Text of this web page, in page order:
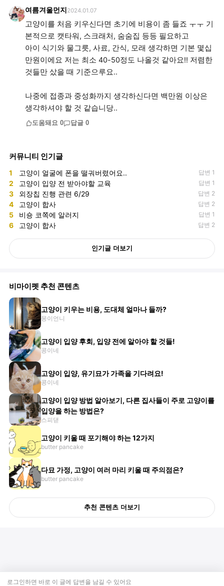
여름겨울먼지 2024.01.07
고양이를 처음 키우신다면 초기에 비용이 좀 들죠 ㅜㅜ 기
본적으로 캣타워, 스크래처, 숨숨집 등등 필요하고
아이 식기와 물그릇, 사료, 간식, 모래 생각하면 기본 몇십
만원이에요 저는 최소 40-50정도 나올것 같아요!! 저렴한
것들만 샀을 때 기준으루요..
나중에 접종과 중성화까지 생각하신다면 백만원 이상은
생각하셔야 할 것 같습니당..
도움돼요 0 답글 0
커뮤니티 인기글
1 고양이 얼굴에 폰을 떨궈버렸어요.. 답변 1
2 고양이 입양 전 받아야할 교육 답변 1
3 외장칩 진행 관련 6/29 답변 2
4 고양이 합사 답변 2
5 비숑 코쪽에 알러지 답변 1
6 고양이 합사 답변 2
인기글 더보기
비마이펫 추천 콘텐츠
고양이 키우는 비용, 도대체 얼마나 들까?
몽이언니
고양이 입양 후회, 입양 전에 알아야 할 것들!
콩이네
고양이 입양, 유기묘가 가족을 기다려요!
콩이네
고양이 입양 방법 알아보기, 다른 집사들이 주로 고양이를
입양을 하는 방법은?
스피댇
고양이 키울 때 포기해야 하는 12가지
butter pancake
다묘 가정, 고양이 여러 마리 키울 때 주의점은?
butter pancake
추천 콘텐츠 더보기
로그인하면 바로 이 글에 답변 을 남길 수 있어요